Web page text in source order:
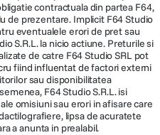
contractuala din partea F64,
de prezentare. Implicit F64 Studio
eventualele erori de pret sau
S.R.L. la nicio actiune. Preturile si
de catre F64 Studio SRL pot
fiind influentat de factori externi
sau disponibilitatea
F64 Studio S.R.L. isi
omisiuni sau erori in afisare care
lipsa de acuratete
a anunta in prealabil.